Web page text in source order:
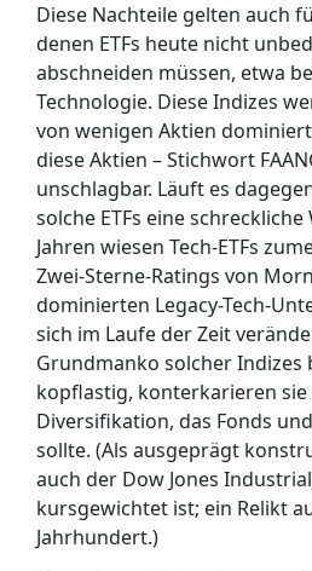
Diese Nachteile gelten auch
denen ETFs heute nicht
abschneiden müssen, etwa
Technologie. Diese Indizes
von wenigen Aktien
diese Aktien – Stichwort
unschlagbar. Läuft es
solche ETFs eine
Jahren wiesen Tech-ETFs
Zwei-Sterne-Ratings von
dominierten Legacy-Tech-
sich im Laufe der Zeit
Grundmanko solcher Indizes
kopflastig, konterkarieren
Diversifikation, das Fonds
sollte. (Als ausgeprägt
auch der Dow Jones
kursgewichtet ist; ein Relikt
Jahrhundert.)